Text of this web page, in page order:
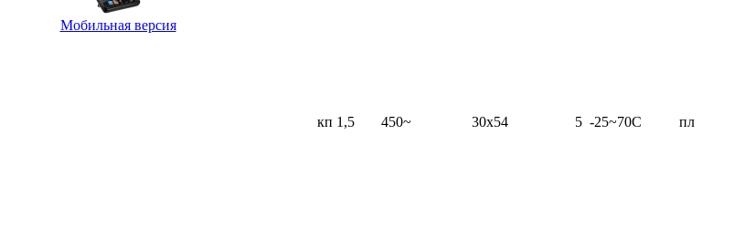
Мобильная версия
кп 1,5 450~ 30x54 5 -25~70C пл